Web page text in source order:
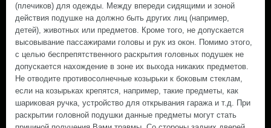
(плечиков) для одежды. Между впереди сидящими и зоной
действия подушке на должно быть других лиц (например,
детей), животных или предметов. Кроме того, не допускается
высовывание пассажирами головы и рук из окон. Помимо этого,
с целью беспрепятственного раскрытия головных подушек не
допускается нахождение в зоне их выхода никаких предметов.
Не отводите противосолнечные козырьки к боковым стеклам,
если на козырьках крепятся, например, такие предметы, как
шариковая ручка, устройство для открывания гаража и т.д. При
раскрытии головной подушки данные предметы могут стать